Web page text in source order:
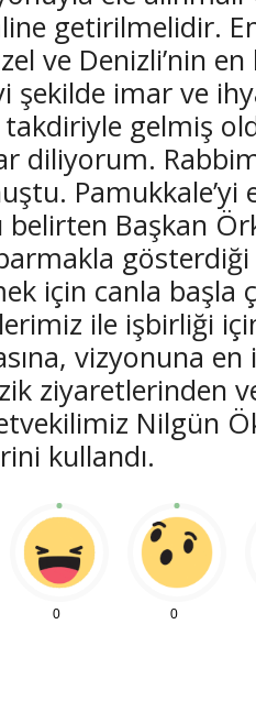
getirilmelidir.
ve Denizli’nin
şekilde imar ve
gelmiş
diliyorum.
Pamukkale’yi
belirten Başkan
için canla başla
ile işbirliği
vizyonuna
ziyaretlerinden
Nilgün
kullandı.
0 0